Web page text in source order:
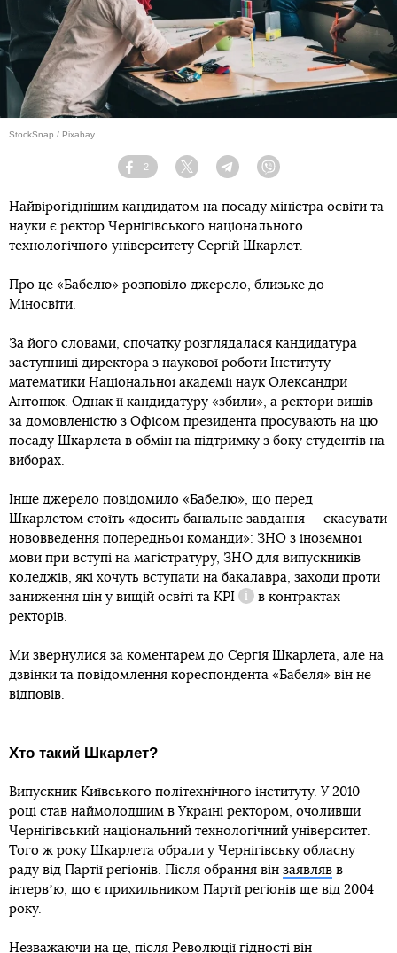
StockSnap / Pixabay
Facebook
2
Twitter TelegramViber
Найвірогіднішим кандидатом на посаду міністра освіти та
науки є ректор Чернігівського національного
технологічного університету Сергій Шкарлет.
Про це «Бабелю» розповіло джерело, близьке до
Міносвіти.
За його словами, спочатку розглядалася кандидатура
заступниці директора з наукової роботи Інституту
математики Національної академії наук Олександри
Антонюк. Однак її кандидатуру «збили», а ректори вишів
за домовленістю з Офісом президента просувають на цю
посаду Шкарлета в обмін на підтримку з боку студентів на
виборах.
Інше джерело повідомило «Бабелю», що перед
Шкарлетом стоїть «досить банальне завдання — скасувати
нововведення попередньої команди»: ЗНО з іноземної
мови при вступі на магістратуру, ЗНО для випускників
коледжів, які хочуть вступати на бакалавра, заходи проти
заниження цін у вищій освіті та KPI
Довідка
в контрактах
ректорів.
Ми звернулися за коментарем до Сергія Шкарлета, але на
дзвінки та повідомлення кореспондента «Бабеля» він не
відповів.
Хто такий Шкарлет?
Випускник Київського політехнічного інституту. У 2010
році став наймолодшим в Україні ректором, очоливши
Чернігівський національний технологічний університет.
Того ж року Шкарлета обрали у Чернігівську обласну
раду від Партії регіонів. Після обрання він заявляв в
інтервʼю, що є прихильником Партії регіонів ще від 2004
року.
Незважаючи на це, після Революції гідності він